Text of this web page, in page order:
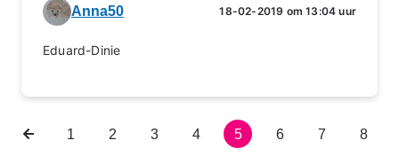
Anna50 18-02-2019 om 13:04 uur
Eduard-Dinie
VorigePagina
1 Pagina
2 Pagina
3 Pagina
4
Huidige
5 Pagina
6 Pagina
7 8